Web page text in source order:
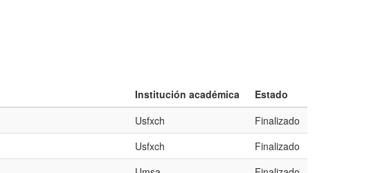
Institución académica
Estado
Usfxch
Finalizado
Usfxch
Finalizado